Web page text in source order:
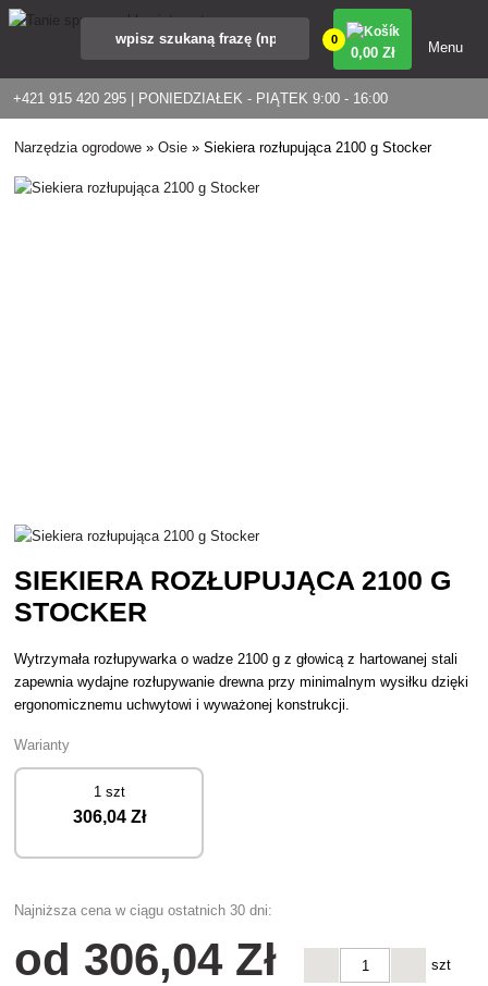
+421 915 420 295 | PONIEDZIAŁEK - PIĄTEK 9:00 - 16:00
0
0,00 Zł Menu
Narzędzia ogrodowe »Osie »Siekiera rozłupująca 2100 g Stocker
SIEKIERA ROZŁUPUJĄCA 2100 G
STOCKER
Wytrzymała rozłupywarka o wadze 2100 g z głowicą z hartowanej stali
zapewnia wydajne rozłupywanie drewna przy minimalnym wysiłku dzięki
ergonomicznemu uchwytowi i wyważonej konstrukcji.
Warianty
1 szt
306,04 Zł
Najniższa cena w ciągu ostatnich 30 dni:
od 306,04 Zł szt